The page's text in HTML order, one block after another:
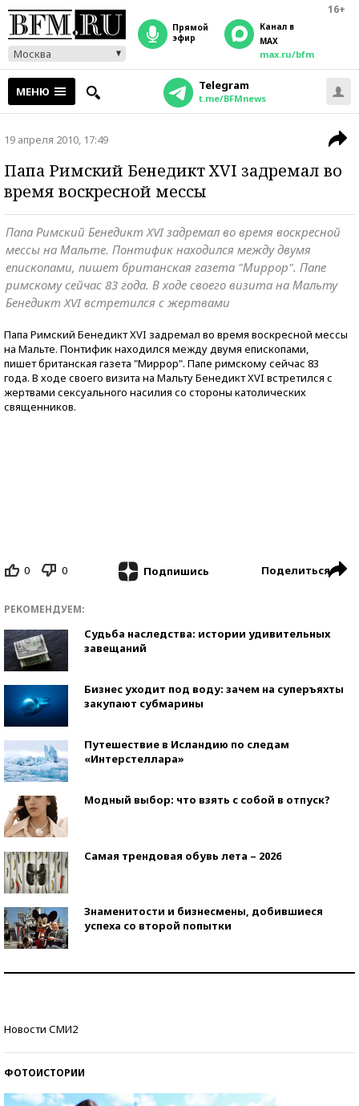
16+
Москва
прямой
эфир
Канал в
MAX
max.ru/bfm
МЕНЮ Telegram
t.me/BFMnews
19 апреля 2010, 17:49
Папа Римский Бенедикт XVI задремал во
время воскресной мессы
Папа Римский Бенедикт XVI задремал во время воскресной
мессы на Мальте. Понтифик находился между двумя
епископами, пишет британская газета "Миррор". Папе
римскому сейчас 83 года. В ходе своего визита на Мальту
Бенедикт XVI встретился с жертвами
Папа Римский Бенедикт XVI задремал во время воскресной мессы
на Мальте. Понтифик находился между двумя епископами,
пишет британская газета "Миррор". Папе римскому сейчас 83
года. В ходе своего визита на Мальту Бенедикт XVI встретился с
жертвами сексуального насилия со стороны католических
священников.
0 0 Подпишись Поделиться
РЕКОМЕНДУЕМ:
Судьба наследства: истории удивительных
завещаний
Бизнес уходит под воду: зачем на суперъяхты
закупают субмарины
Путешествие в Исландию по следам
«Интерстеллара»
Модный выбор: что взять с собой в отпуск?
Самая трендовая обувь лета – 2026
Знаменитости и бизнесмены, добившиеся
успеха со второй попытки
Новости СМИ2
ФОТОИСТОРИИ